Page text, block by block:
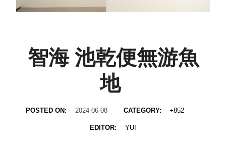
智海 池乾便無游魚
地
POSTED ON: 2024-06-08 CATEGORY: +852
EDITOR: YUI